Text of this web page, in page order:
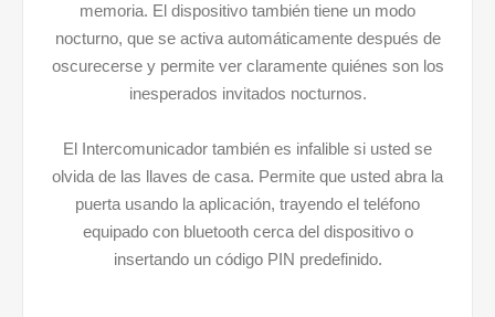
memoria. El dispositivo también tiene un modo
nocturno, que se activa automáticamente después de
oscurecerse y permite ver claramente quiénes son los
inesperados invitados nocturnos.
El Intercomunicador también es infalible si usted se
olvida de las llaves de casa. Permite que usted abra la
puerta usando la aplicación, trayendo el teléfono
equipado con bluetooth cerca del dispositivo o
insertando un código PIN predefinido.